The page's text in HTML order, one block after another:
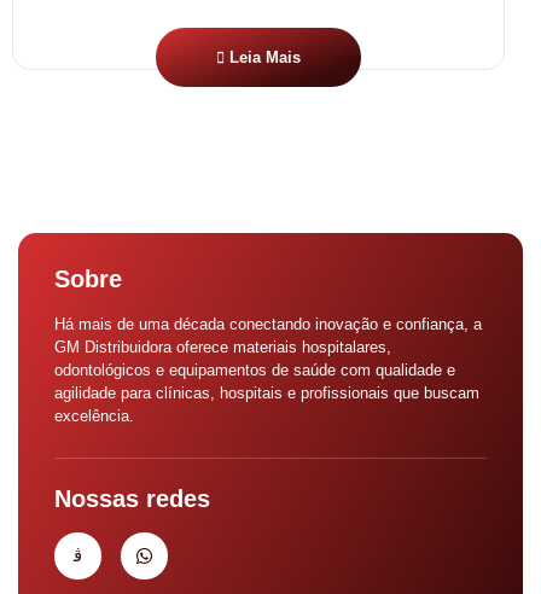
Leia Mais
Sobre
Há mais de uma década conectando inovação e confiança, a
GM Distribuidora oferece materiais hospitalares,
odontológicos e equipamentos de saúde com qualidade e
agilidade para clínicas, hospitais e profissionais que buscam
excelência.
Nossas redes